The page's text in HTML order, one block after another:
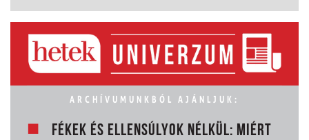
ARCHÍVUMUNKBÓL AJÁNLJUK:
FÉKEK ÉS ELLENSÚLYOK NÉLKÜL: MIÉRT